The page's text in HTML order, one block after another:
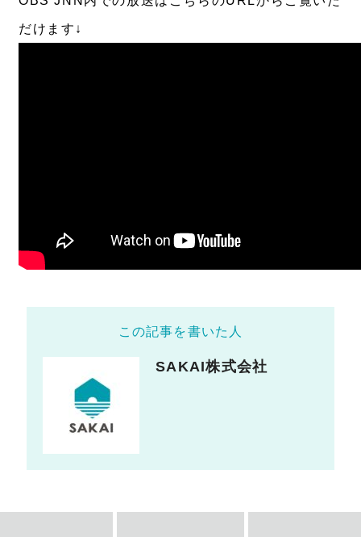
だけます↓
この記事を書いた人
SAKAI株式会社